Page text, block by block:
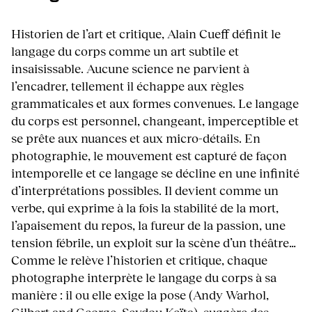
Historien de l’art et critique, Alain Cueff définit le
langage du corps comme un art subtile et
insaisissable. Aucune science ne parvient à
l’encadrer, tellement il échappe aux règles
grammaticales et aux formes convenues. Le langage
du corps est personnel, changeant, imperceptible et
se prête aux nuances et aux micro-détails. En
photographie, le mouvement est capturé de façon
intemporelle et ce langage se décline en une infinité
d’interprétations possibles. Il devient comme un
verbe, qui exprime à la fois la stabilité de la mort,
l’apaisement du repos, la fureur de la passion, une
tension fébrile, un exploit sur la scène d’un théâtre…
Comme le relève l’historien et critique, chaque
photographe interprète le langage du corps à sa
manière : il ou elle exige la pose (Andy Warhol,